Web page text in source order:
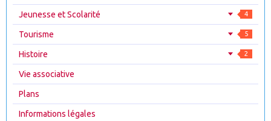
Jeunesse et Scolarité 4
Tourisme 5
Histoire 2
Vie associative
Plans
Informations légales